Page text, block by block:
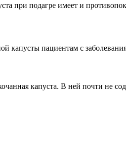
при подагре имеет и
капусты пациентам с
капуста. В ней почти не